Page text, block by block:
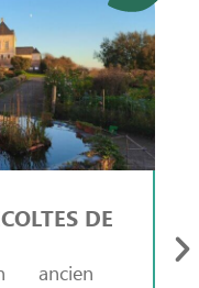
DE
ancien